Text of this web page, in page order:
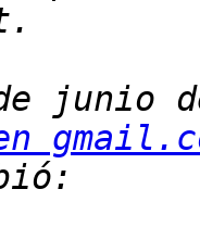
junio de